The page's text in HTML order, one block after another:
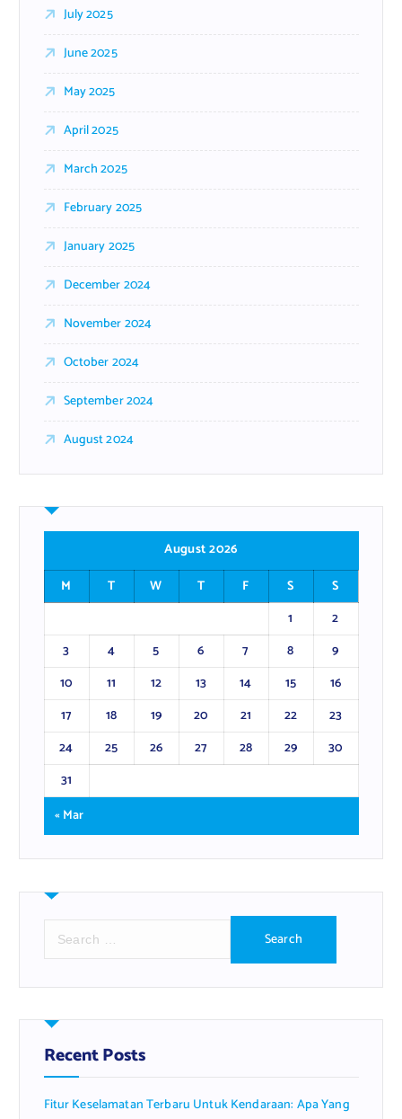
July 2025
June 2025
May 2025
April 2025
March 2025
February 2025
January 2025
December 2024
November 2024
October 2024
September 2024
August 2024
August 2026
M
T W T F S
S
1
2
3
4 5 6 7 8
9
10
11 12 13 14 15
16
17
18 19 20 21 22
23
24
25 26 27 28 29
30
31
« Mar
r
h
f
o
:
Recent Posts
Fitur Keselamatan Terbaru Untuk Kendaraan: Apa Yang